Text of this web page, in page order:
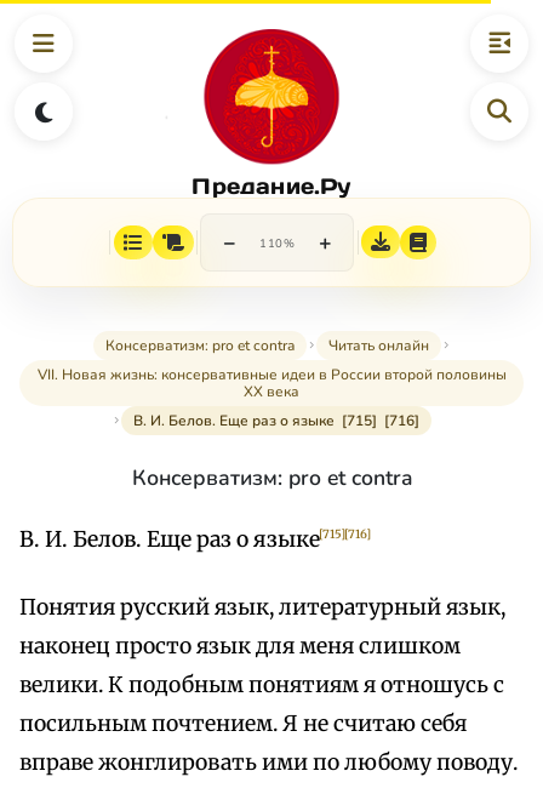
Предание.Ру
− 110% +
Консерватизм: pro et contra
Читать онлайн
VII. Новая жизнь: консервативные идеи в России второй половины
XX века
В. И. Белов. Еще раз о языке [715] [716]
Консерватизм: pro et contra
В. И. Белов. Еще раз о языке[715][716]
Понятия русский язык, литературный язык,
наконец просто язык для меня слишком
велики. К подобным понятиям я отношусь с
посильным почтением. Я не считаю себя
вправе жонглировать ими по любому поводу.